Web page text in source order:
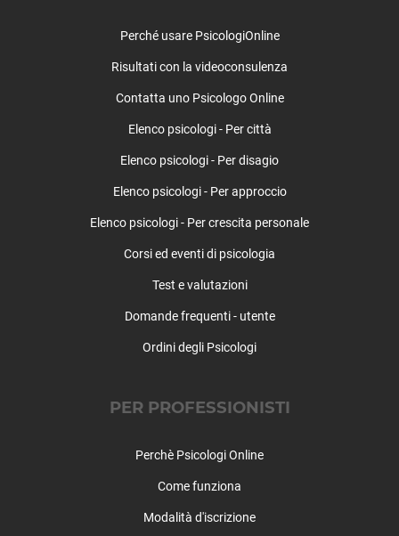
Perché usare PsicologiOnline
Risultati con la videoconsulenza
Contatta uno Psicologo Online
Elenco psicologi - Per città
Elenco psicologi - Per disagio
Elenco psicologi - Per approccio
Elenco psicologi - Per crescita personale
Corsi ed eventi di psicologia
Test e valutazioni
Domande frequenti - utente
Ordini degli Psicologi
PER PROFESSIONISTI
Perchè Psicologi Online
Come funziona
Modalità d'iscrizione